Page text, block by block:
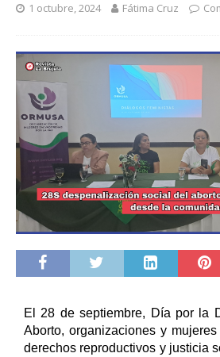
1 octubre, 2024 Fátima Cruz
El 28 de septiembre, Día por la
Aborto, organizaciones y
derechos reproductivos y justicia